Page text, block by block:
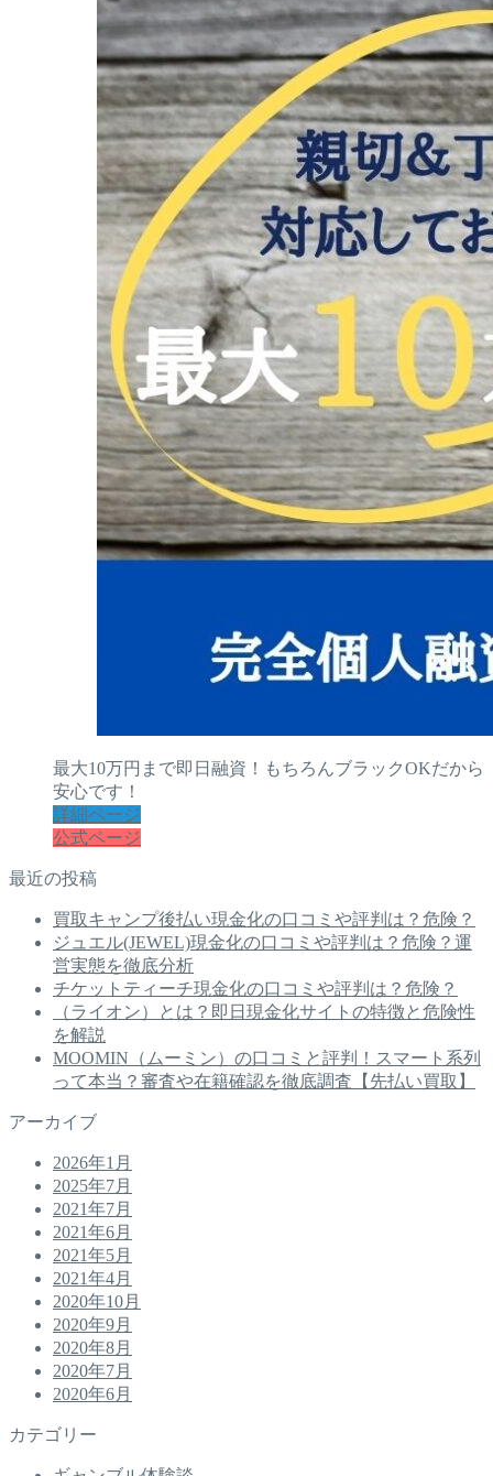
最大10万円まで即日融資！もちろんブラックOKだから
安心です！
詳細ページ
公式ページ
最近の投稿
買取キャンプ後払い現金化の口コミや評判は？危険？
ジュエル(JEWEL)現金化の口コミや評判は？危険？運
営実態を徹底分析
チケットティーチ現金化の口コミや評判は？危険？
（ライオン）とは？即日現金化サイトの特徴と危険性
を解説
MOOMIN（ムーミン）の口コミと評判！スマート系列
って本当？審査や在籍確認を徹底調査【先払い買取】
アーカイブ
2026年1月
2025年7月
2021年7月
2021年6月
2021年5月
2021年4月
2020年10月
2020年9月
2020年8月
2020年7月
2020年6月
カテゴリー